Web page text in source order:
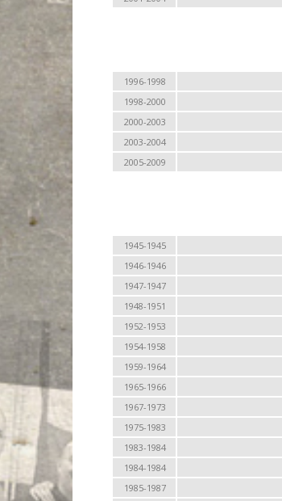
1996-1998
1998-2000
2000-2003
2003-2004
2005-2009
1945-1945
1946-1946
1947-1947
1948-1951
1952-1953
1954-1958
1959-1964
1965-1966
1967-1973
1975-1983
1983-1984
1984-1984
1985-1987